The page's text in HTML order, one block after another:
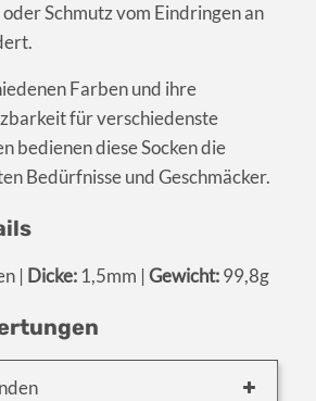
Schmutz vom Eindringen an
Farben und ihre
für verschiedenste
bedienen diese Socken die
Bedürfnisse und Geschmäcker.
| Dicke: 1,5mm | Gewicht:99,8g